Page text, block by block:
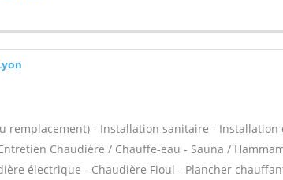
remplacement) - Installation sanitaire - Installation
Chaudière / Chauffe-eau - Sauna /
électrique - Chaudière Fioul - Plancher